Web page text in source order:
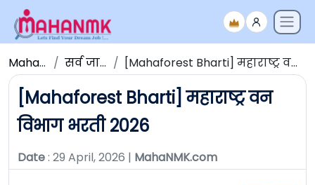
Maha NMK सर्व जाहिराती [Mahaforest Bharti] महाराष्ट्र वन विभाग भरती 2026
[Mahaforest Bharti] महाराष्ट्र वन
विभाग भरती 2026
Date: 29 April, 2026 | MahaNMK.com